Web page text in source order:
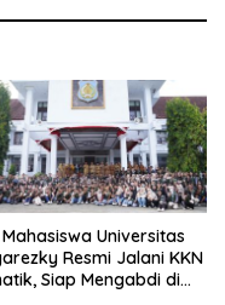
Universitas
Resmi Jalani KKN
Siap Mengabdi di